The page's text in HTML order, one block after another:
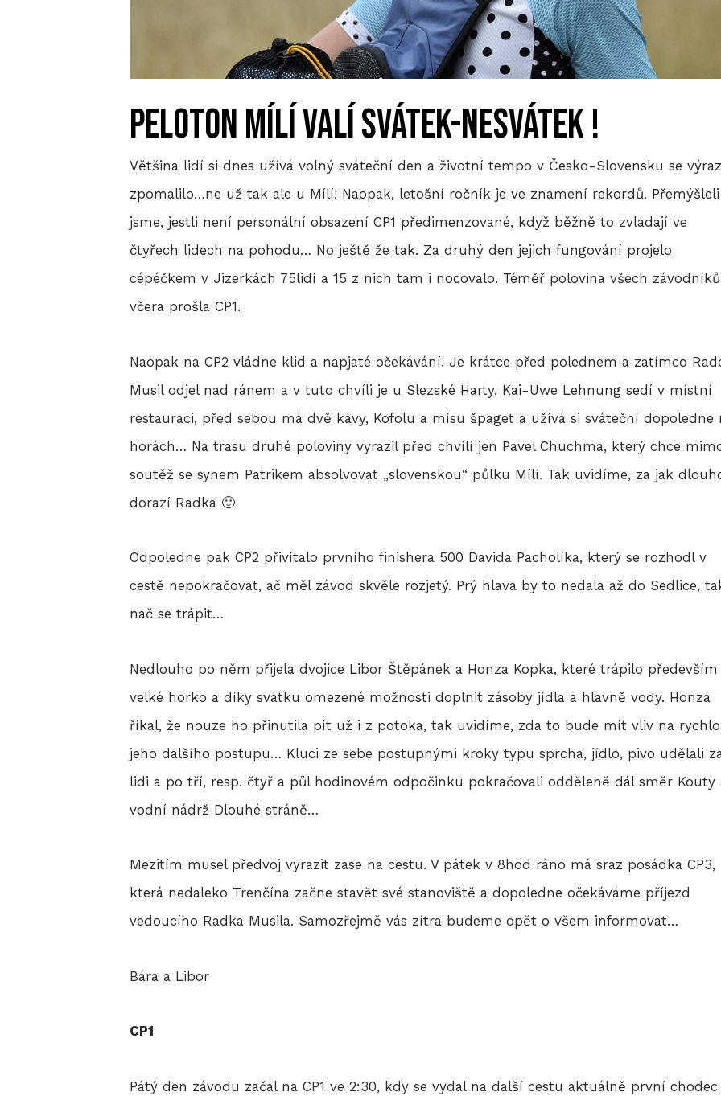
peloton mílí valí svátek-nesvátek !
Většina lidí si dnes užívá volný sváteční den a životní tempo v Česko-Slovensku se
zpomalilo…ne už tak ale u Mílí! Naopak, letošní ročník je ve znamení rekordů. Přemýšleli
jsme, jestli není personální obsazení CP1 předimenzované, když běžně to zvládají ve
čtyřech lidech na pohodu… No ještě že tak. Za druhý den jejich fungování projelo
cépéčkem v Jizerkách 75lidí a 15 z nich tam i nocovalo. Téměř polovina všech závodníků
včera prošla CP1.
Naopak na CP2 vládne klid a napjaté očekávání. Je krátce před polednem a zatímco
Musil odjel nad ránem a v tuto chvíli je u Slezské Harty, Kai-Uwe Lehnung sedí v místní
restauraci, před sebou má dvě kávy, Kofolu a mísu špaget a užívá si sváteční dopoledne
horách… Na trasu druhé poloviny vyrazil před chvílí jen Pavel Chuchma, který chce
soutěž se synem Patrikem absolvovat „slovenskou“ půlku Mílí. Tak uvidíme, za jak
dorazí Radka 🙂
Odpoledne pak CP2 přivítalo prvního finishera 500 Davida Pacholíka, který se rozhodl v
cestě nepokračovat, ač měl závod skvěle rozjetý. Prý hlava by to nedala až do Sedlice,
nač se trápit…
Nedlouho po něm přijela dvojice Libor Štěpánek a Honza Kopka, které trápilo především
velké horko a díky svátku omezené možnosti doplnit zásoby jídla a hlavně vody. Honza
říkal, že nouze ho přinutila pít už i z potoka, tak uvidíme, zda to bude mít vliv na
jeho dalšího postupu… Kluci ze sebe postupnými kroky typu sprcha, jídlo, pivo udělali
lidi a po tří, resp. čtyř a půl hodinovém odpočinku pokračovali odděleně dál směr Kouty
vodní nádrž Dlouhé stráně…
Mezitím musel předvoj vyrazit zase na cestu. V pátek v 8hod ráno má sraz posádka CP3,
která nedaleko Trenčína začne stavět své stanoviště a dopoledne očekáváme příjezd
vedoucího Radka Musila. Samozřejmě vás zítra budeme opět o všem informovat…
Bára a Libor
CP1
Pátý den závodu začal na CP1 ve 2:30, kdy se vydal na další cestu aktuálně první chodec